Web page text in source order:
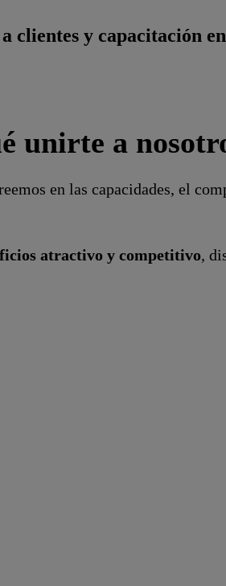
clientes y capacitación
unirte a
en las capacidades, el
atractivo y competitivo,